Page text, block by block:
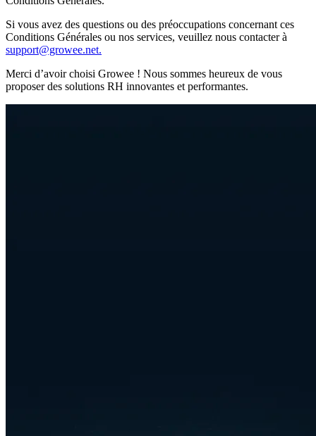
Si vous avez des questions ou des préoccupations concernant ces
Conditions Générales ou nos services, veuillez nous contacter à
support@growee.net.
Merci d’avoir choisi Growee ! Nous sommes heureux de vous
proposer des solutions RH innovantes et performantes.